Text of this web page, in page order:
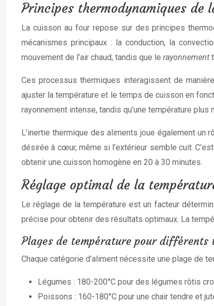
Principes thermodynamiques de
La cuisson au four repose sur des principes
mécanismes principaux : la conduction, la
mouvement de l’air chaud, tandis que le rayonnement
Ces processus thermiques interagissent de
ajuster la température et le temps de cuisson en
rayonnement intense, tandis qu’une température
L’inertie thermique des aliments joue également
désirée à cœur, même si l’extérieur semble cuit.
obtenir une cuisson homogène en 20 à 30 minutes.
Réglage optimal de la
Le réglage de la température est un facteur
précise pour obtenir des résultats optimaux. La
Plages de température pour différents
Chaque catégorie d’aliment nécessite une plage de
Légumes : 180-200°C pour des légumes rôtis
Poissons : 160-180°C pour une chair tendre et